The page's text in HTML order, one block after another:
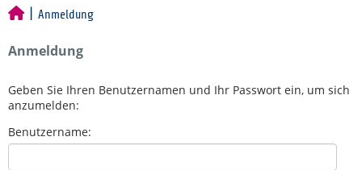
Anmeldung
Anmeldung
Geben Sie Ihren Benutzernamen und Ihr Passwort ein, um sich
anzumelden:
Benutzername: